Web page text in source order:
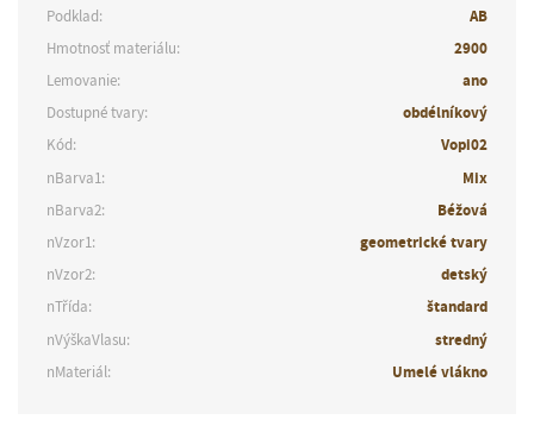
Podklad:
AB
Hmotnosť materiálu:
2900
Lemovanie:
ano
Dostupné tvary:
obdélníkový
Kód:
Vopi02
nBarva1:
Mix
nBarva2:
Béžová
nVzor1:
geometrické tvary
nVzor2:
detský
nTřída:
štandard
nVýškaVlasu:
stredný
nMateriál:
Umelé vlákno